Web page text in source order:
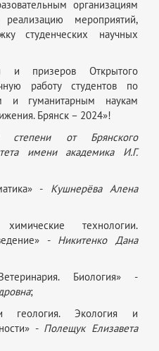
организациям
мероприятий,
студенческих научных
и призеров Открытого
работу студентов по
и гуманитарным наукам
Брянск – 2024»!
степени от Брянского
имени академика И.Г.
- Кушнерёва Алена
технологии.
- Никитенко Дана
Биология» -
;
геология. Экология и
- Полещук Елизавета